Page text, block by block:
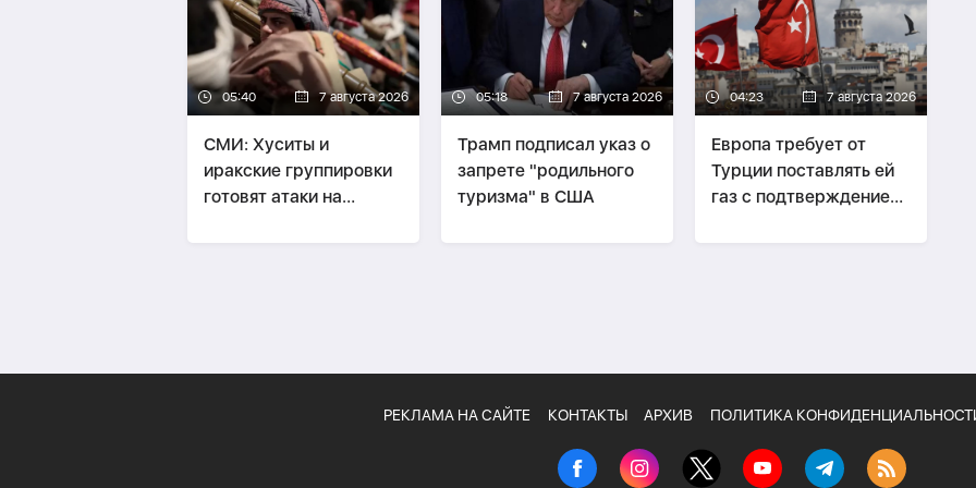
05:40 7 августа 2026
СМИ: Хуситы и
иракские группировки
готовят атаки на
05:18 7 августа 2026
Трамп подписал указ о
запрете "родильного
туризма" в США
04:23 7 августа 2026
Европа требует от
Турции поставлять ей
газ с подтверждением
РЕКЛАМА НА САЙТЕ КОНТАКТЫ АРХИВ ПОЛИТИКА